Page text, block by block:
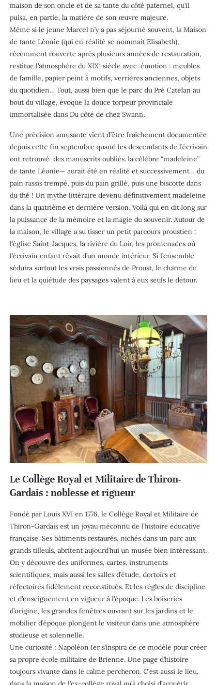
maison de son oncle et de sa tante du côté paternel, qu’il
puisa, en partie, la matière de son œuvre majeure.
Même si le jeune Marcel n’y a pas séjourné souvent, la Maison
de tante Léonie (qui en réalité se nommait Elisabeth),
récemment rouverte après plusieurs années de restauration,
restitue l’atmosphère du XIXᵉ siècle avec émotion : meubles
de famille, papier peint à motifs, verrières anciennes, objets
du quotidien… Tout, aussi bien que le parc du Pré Catelan au
bout du village, évoque la douce torpeur provinciale
immortalisée dans Du côté de chez Swann.
Une précision amusante vient d’être fraîchement documentée
depuis cette fin septembre quand les descendants de l’écrivain
ont retrouvé des manuscrits oubliés. la célèbre “madeleine”
de tante Léonie— aurait été en réalité et successivement… du
pain rassis trempé, puis du pain grillé, puis une biscotte dans
du thé ! Un mythe littéraire devenu définitivement madeleine
dans la quatrième et dernière version. Voilà qui en dit long sur
la puissance de la mémoire et la magie du souvenir. Autour de
la maison, le village a su tisser un petit parcours proustien :
l’église Saint-Jacques, la rivière du Loir, les promenades où
l’écrivain enfant rêvait d’un monde intérieur. Si l’ensemble
séduira surtout les vrais passionnés de Proust, le charme du
lieu et la quiétude des paysages valent à eux seuls le détour.
Le Collège Royal et Militaire de Thiron-
Gardais : noblesse et rigueur
Fondé par Louis XVI en 1776, le Collège Royal et Militaire de
Thiron-Gardais est un joyau méconnu de l’histoire éducative
française. Ses bâtiments restaurés, nichés dans un parc aux
grands tilleuls, abritent aujourd’hui un musée bien intéressant.
On y découvre des uniformes, cartes, instruments
scientifiques, mais aussi les salles d’étude, dortoirs et
réfectoires fidèlement reconstitués. Et les règles de discipline
et d’enseignement en vigueur à l’époque. Les boiseries
d’origine, les grandes fenêtres ouvrant sur les jardins et le
mobilier d’époque plongent le visiteur dans une atmosphère
studieuse et solennelle.
Une curiosité : Napoléon Ier s’inspira de ce modèle pour créer
sa propre école militaire de Brienne. Une page d’histoire
toujours vivante dans le calme percheron. C’est aussi le lieu,